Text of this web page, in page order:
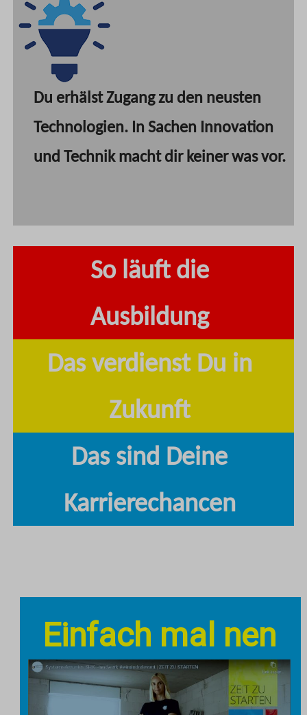
Du erhälst Zugang zu den neusten
Technologien. In Sachen Innovation
und Technik macht dir keiner was vor.
So läuft die
Ausbildung
Das verdienst Du in
Zukunft
Das sind Deine
Karrierechancen
Einfach mal nen